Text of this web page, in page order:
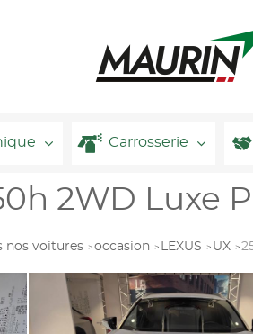
Carrosserie
2WD Luxe
nos voitures occasion LEXUS UX